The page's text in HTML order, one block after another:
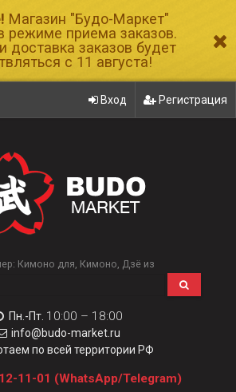
Магазин "Будо-Маркет"
режиме приема заказов.
доставка заказов будет
с 11 августа!
Вход Регистрация
Кимоно для Кимоно Дзё из
Пн.-Пт. 10:00 – 18:00
info@budo-market.ru
по всей территории РФ
11-01 (WhatsApp/Telegram)